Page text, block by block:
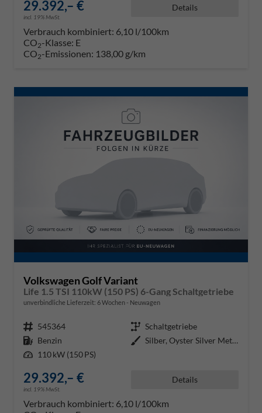
29.392,– €
incl. 19% MwSt.
Details
Verbrauch kombiniert: 6,10 l/100km
CO2-Klasse: E
CO2-Emissionen: 138,00 g/km
Volkswagen Golf Variant
Life 1.5 TSI 110kW (150 PS) 6-Gang Schaltgetriebe
unverbindliche Lieferzeit: 6 Wochen Neuwagen
Fahrzeugnr. 545364 Getriebe Schaltgetriebe
Kraftstoff Benzin Außenfarbe
Silber, Oyster Silver Metallic (
Leistung 110 kW (150 PS)
29.392,– €
incl. 19% MwSt.
Details
Verbrauch kombiniert: 6,10 l/100km